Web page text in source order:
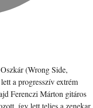
(Wrong Side,
a progresszív extrém
Ferenczi Márton gitáros
így lett teljes a zenekar,